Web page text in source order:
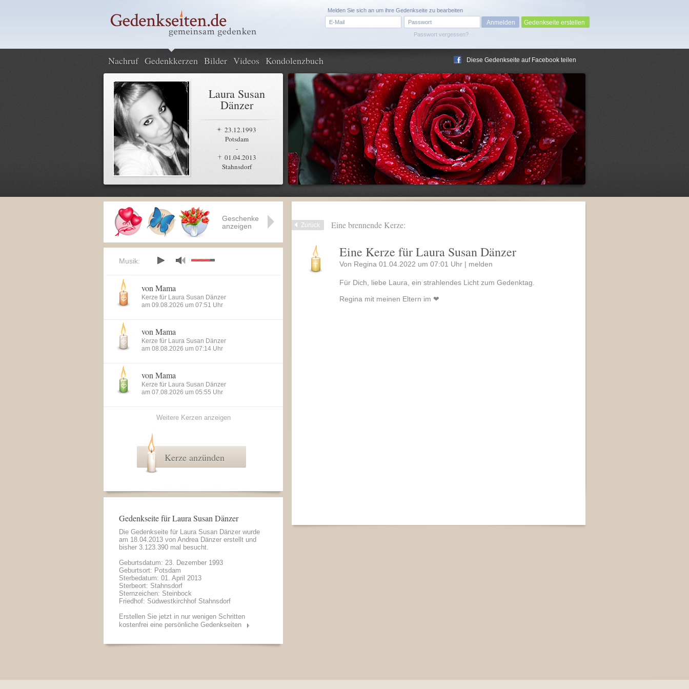
Passwort vergessen?
Melden Sie sich an um ihre Gedenkseite zu bearbeiten
Gedenkseite erstellen
Nachruf Gedenkkerzen Bilder Videos Kondolenzbuch Diese Gedenkseite auf Facebook teilen
Laura Susan
Dänzer
23.12.1993
Potsdam
-
01.04.2013
Stahnsdorf
Zurück Eine brennende Kerze:
Eine Kerze für Laura Susan Dänzer
Von Regina 01.04.2022 um 07:01 Uhr | melden
Für Dich, liebe Laura, ein strahlendes Licht zum Gedenktag.
Regina mit meinen Eltern im ❤
Geschenke
anzeigen
Musik:
von Mama
Kerze für Laura Susan Dänzer
am 09.08.2026 um 07:51 Uhr
von Mama
Kerze für Laura Susan Dänzer
am 08.08.2026 um 07:14 Uhr
von Mama
Kerze für Laura Susan Dänzer
am 07.08.2026 um 05:55 Uhr
Weitere Kerzen anzeigen
Kerze anzünden
Gedenkseite für Laura Susan Dänzer
Die Gedenkseite für Laura Susan Dänzer wurde
am 18.04.2013 von Andrea Dänzer erstellt und
bisher 3.123.390 mal besucht.
Geburtsdatum: 23. Dezember 1993
Geburtsort: Potsdam
Sterbedatum: 01. April 2013
Sterbeort: Stahnsdorf
Sternzeichen: Steinbock
Friedhof: Südwestkirchhof Stahnsdorf
Erstellen Sie jetzt in nur wenigen Schritten
kostenfrei eine persönliche Gedenkseiten